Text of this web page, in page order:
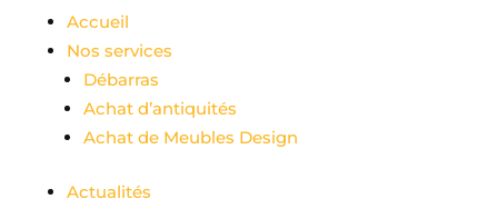
Accueil
Nos services
Débarras
Achat d’antiquités
Achat de Meubles Design
Actualités